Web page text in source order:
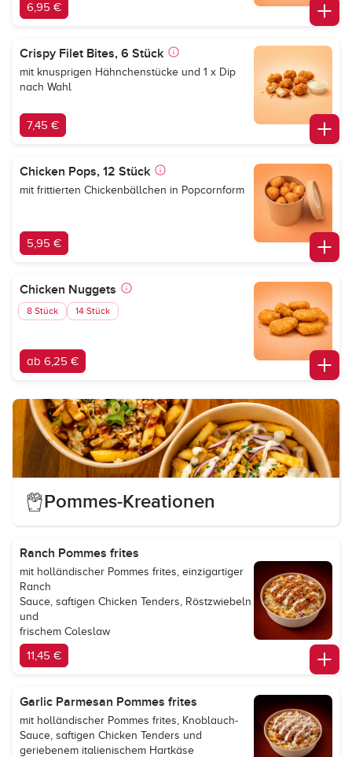
6,95 €
Crispy Filet Bites, 6 Stück
mit knusprigen Hähnchenstücke und 1 x Dip
nach Wahl
7,45 €
Chicken Pops, 12 Stück
mit frittierten Chickenbällchen in Popcornform
5,95 €
Chicken Nuggets
8 Stück 14 Stück
ab 6,25 €
Pommes-Kreationen
Ranch Pommes frites
mit holländischer Pommes frites, einzigartiger
Ranch
Sauce, saftigen Chicken Tenders, Röstzwiebeln
und
frischem Coleslaw
11,45 €
Garlic Parmesan Pommes frites
mit holländischer Pommes frites, Knoblauch-
Sauce, saftigen Chicken Tenders und
geriebenem italienischem Hartkäse